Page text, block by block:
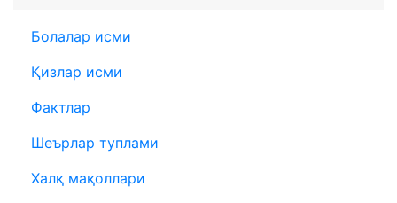
Болалар исми
Қизлар исми
Фактлар
Шеърлар туплами
Халқ мақоллари